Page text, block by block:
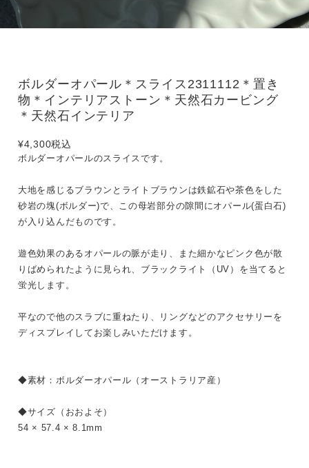
ボルダーオパール＊スライス2311112＊置き
物＊インテリアストーン＊天然石カービング
＊天然石インテリア
¥4,300税込
ボルダーオパールのスライスです。
大地を感じるブラウンとライトブラウンは鉄鉱石や茶色をした
砂岩の塊(ボルダー)で、この母岩部分の隙間にオパール(蛋白石)
が入り込んだものです。
遊色効果のあるオパールの脈が走り、また細かなピンク色が散
りばめられたように見られ、ブラックライト（UV）を当てると
蛍光します。
平なので他のスラブに重ねたり、リングなどのアクセサリーを
ディスプレイしてお楽しみいただけます。
◆素材：ボルダーオパール（オーストラリア産）
◆サイズ（おおよそ）
54 × 57.4 × 8.1mm